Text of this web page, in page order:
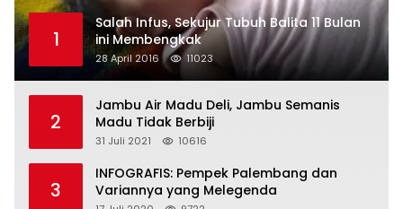
1
Salah Infus, Sekujur Tubuh Balita 11 Bulan
ini Membengkak
28 April 2016 11023
2
Jambu Air Madu Deli, Jambu Semanis
Madu Tidak Berbiji
31 Juli 2021 10616
3
INFOGRAFIS: Pempek Palembang dan
Variannya yang Melegenda